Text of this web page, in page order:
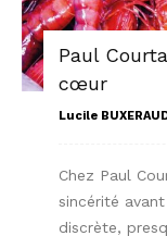
Paul
cœur
Lucile
Chez Paul
sincérité
discrète,